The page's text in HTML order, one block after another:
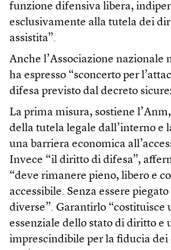
funzione difensiva libera,
esclusivamente alla tutela dei
assistita”.
Anche l’Associazione nazionale
ha espresso “sconcerto per
difesa previsto dal decreto
La prima misura, sostiene
della tutela legale dall’interno e
una barriera economica
Invece “il diritto di difesa”,
“deve rimanere pieno, libero e
accessibile. Senza essere
diverse”. Garantirlo “costituisce
essenziale dello stato di diritto e
imprescindibile per la fiducia